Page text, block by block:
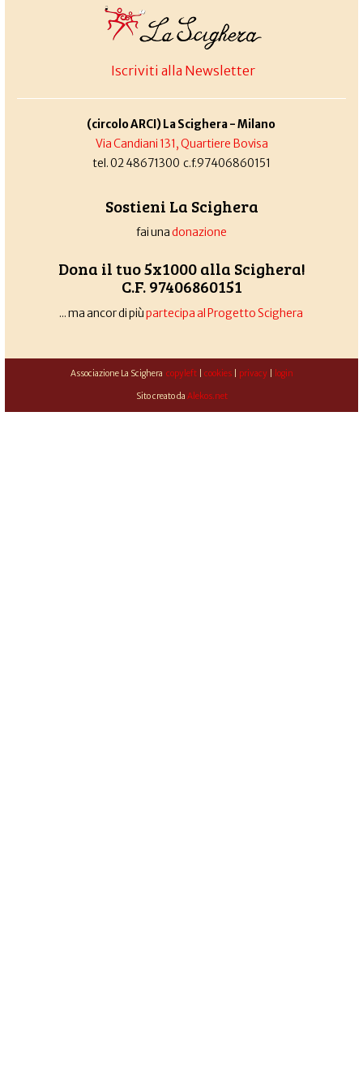
Iscriviti alla Newsletter
(circolo ARCI) La Scighera - Milano
Via Candiani 131, Quartiere Bovisa
tel. 02 48671300 c.f.97406860151
Sostieni La Scighera
fai unadonazione
Dona il tuo 5x1000 alla Scighera!
C.F. 97406860151
... ma ancor di piùpartecipa al Progetto Scighera
Associazione La Scighera copyleft| cookies| privacy| login
Sito creato da Alekos.net